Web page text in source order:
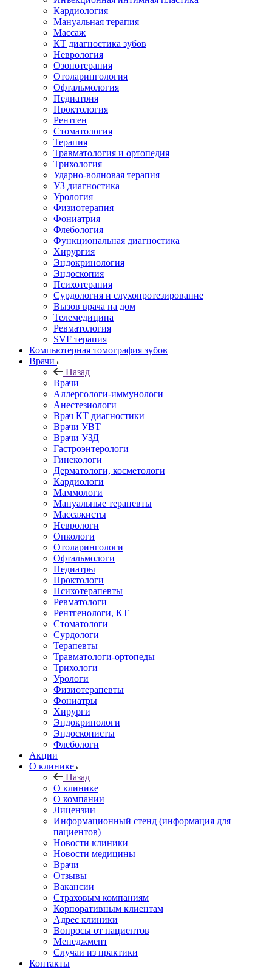
Кардиология
Мануальная терапия
Массаж
КТ диагностика зубов
Неврология
Озонотерапия
Отоларингология
Офтальмология
Педиатрия
Проктология
Рентген
Стоматология
Терапия
Травматология и ортопедия
Трихология
Ударно-волновая терапия
УЗ диагностика
Урология
Физиотерапия
Фониатрия
Флебология
Функциональная диагностика
Хирургия
Эндокринология
Эндоскопия
Психотерапия
Сурдология и слухопротезирование
Вызов врача на дом
Телемедицина
Ревматология
SVF терапия
Компьютерная томография зубов
Врачи
Назад
Врачи
Аллергологи-иммунологи
Анестезиологи
Врач КТ диагностики
Врачи УВТ
Врачи УЗД
Гастроэнтерологи
Гинекологи
Дерматологи, косметологи
Кардиологи
Маммологи
Мануальные терапевты
Массажисты
Неврологи
Онкологи
Отоларингологи
Офтальмологи
Педиатры
Проктологи
Психотерапевты
Ревматологи
Рентгенологи, КТ
Стоматологи
Сурдологи
Терапевты
Травматологи-ортопеды
Трихологи
Урологи
Физиотерапевты
Фониатры
Хирурги
Эндокринологи
Эндоскописты
Флебологи
Акции
О клинике
Назад
О клинике
О компании
Лицензии
Информационный стенд (информация для
пациентов)
Новости клиники
Новости медицины
Врачи
Отзывы
Вакансии
Страховым компаниям
Корпоративным клиентам
Адрес клиники
Вопросы от пациентов
Менеджмент
Случаи из практики
Контакты